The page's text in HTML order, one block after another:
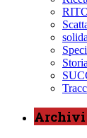
Archivi